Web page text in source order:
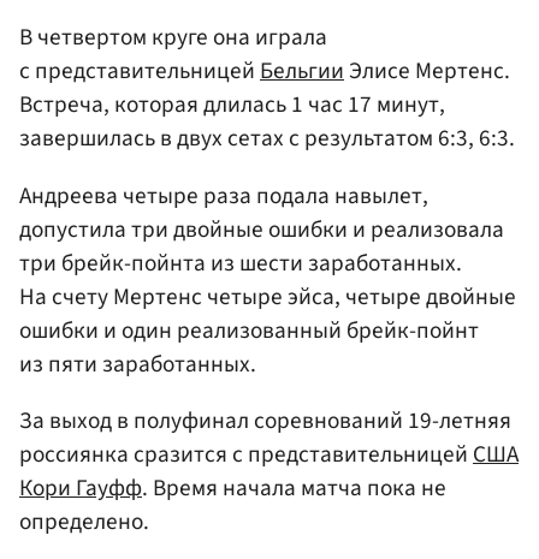
В четвертом круге она играла
с представительницейБельгииЭлисе Мертенс.
Встреча, которая длилась 1 час 17 минут,
завершилась в двух сетах с результатом 6:3, 6:3.
Андреева четыре раза подала навылет,
допустила три двойные ошибки и реализовала
три брейк-пойнта из шести заработанных.
На счету Мертенс четыре эйса, четыре двойные
ошибки и один реализованный брейк-пойнт
из пяти заработанных.
За выход в полуфинал соревнований 19-летняя
россиянка сразится с представительницейСША
Кори Гауфф. Время начала матча пока не
определено.